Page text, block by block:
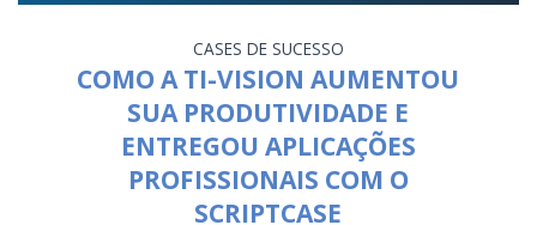
CASES DE SUCESSO
COMO A TI-VISION AUMENTOU
SUA PRODUTIVIDADE E
ENTREGOU APLICAÇÕES
PROFISSIONAIS COM O
SCRIPTCASE